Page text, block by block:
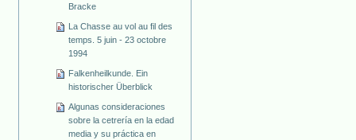
Bracke
La Chasse au vol au fil des
temps. 5 juin - 23 octobre
1994
Falkenheilkunde. Ein
historischer Überblick
Algunas consideraciones
sobre la cetrería en la edad
media y su práctica en